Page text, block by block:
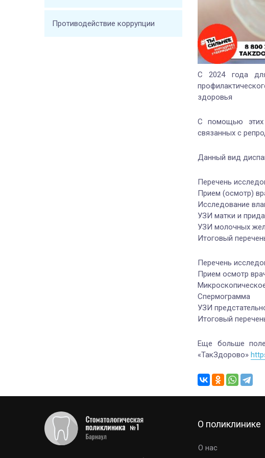
С 2024 года
здоровья
С помощью этих
связанных с
Данный вид
Перечень
Прием (осмотр)
Исследование
УЗИ матки и
УЗИ молочных
Итоговый
Перечень
Прием осмотр
Спермограмма
УЗИ
Итоговый
Еще больше
«ТакЗдорово»
Противодействие коррупции
О поликлинике
О нас